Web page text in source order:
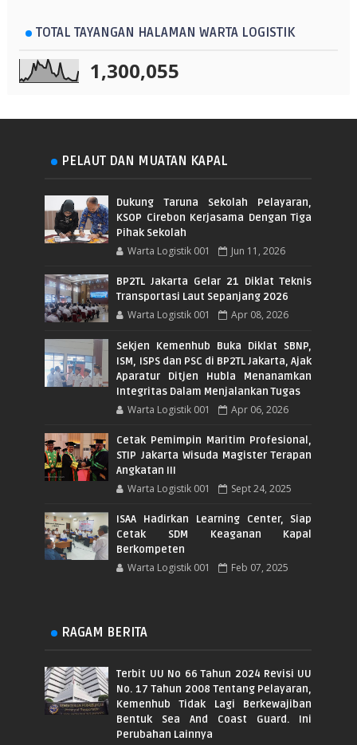
TOTAL TAYANGAN HALAMAN WARTA LOGISTIK
1,300,055
PELAUT DAN MUATAN KAPAL
Dukung Taruna Sekolah Pelayaran,
KSOP Cirebon Kerjasama Dengan Tiga
Pihak Sekolah
Warta Logistik 001 Jun 11, 2026
BP2TL Jakarta Gelar 21 Diklat Teknis
Transportasi Laut Sepanjang 2026
Warta Logistik 001 Apr 08, 2026
Sekjen Kemenhub Buka Diklat SBNP,
ISM, ISPS dan PSC di BP2TL Jakarta, Ajak
Aparatur Ditjen Hubla Menanamkan
Integritas Dalam Menjalankan Tugas
Warta Logistik 001 Apr 06, 2026
Cetak Pemimpin Maritim Profesional,
STIP Jakarta Wisuda Magister Terapan
Angkatan III
Warta Logistik 001 Sept 24, 2025
ISAA Hadirkan Learning Center, Siap
Cetak SDM Keaganan Kapal
Berkompeten
Warta Logistik 001 Feb 07, 2025
RAGAM BERITA
Terbit UU No 66 Tahun 2024 Revisi UU
No. 17 Tahun 2008 Tentang Pelayaran,
Kemenhub Tidak Lagi Berkewajiban
Bentuk Sea And Coast Guard. Ini
Perubahan Lainnya